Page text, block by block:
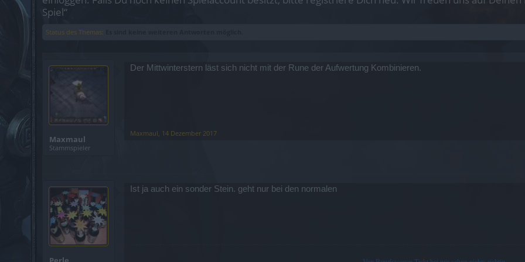
Spiel“
Status des Themas:
Maxmaul
Stammspieler
Der Mittwinterstern läst sich nicht mit der Rune der Aufwertung Kombinieren.
Maxmaul, 14 Dezember 2017
Ist ja auch ein sonder Stein. geht nur bei den normalen